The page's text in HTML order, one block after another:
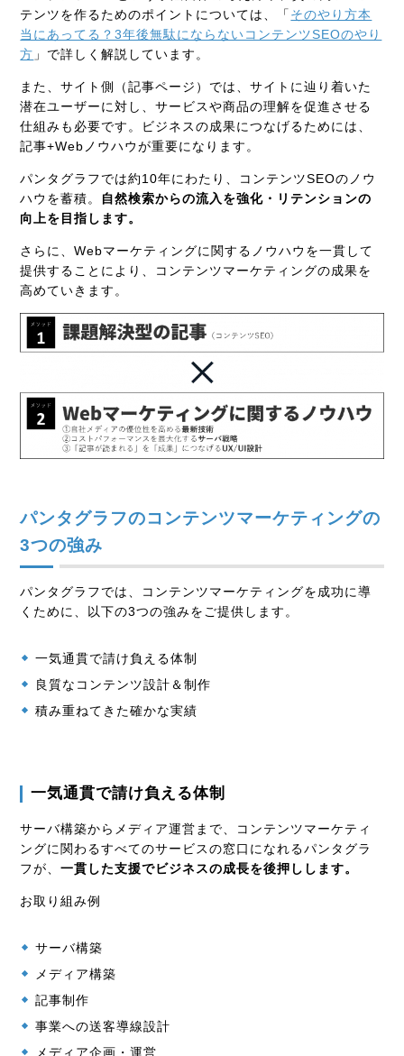
テンツを作るためのポイントについては、「 そのやり方本
当にあってる？3年後無駄にならないコンテンツSEOのやり
方 」で詳しく解説しています。
また、サイト側（記事ページ）では、サイトに辿り着いた
潜在ユーザーに対し、サービスや商品の理解を促進させる
仕組みも必要です。ビジネスの成果につなげるためには、
記事+Web ノウハウが重要になります。
パンタグラフでは約10年にわたり、コンテンツSEOのノウ
ハウを蓄積。
自然検索からの流入を強化・リテンションの
向上を目指します。
さらに、Webマーケティングに関するノウハウを一貫して
提供することにより、コンテンツマーケティングの成果を
高めていきます。
パンタグラフのコンテンツマーケティングの
3つの強み
パンタグラフでは、コンテンツマーケティングを成功に導
くために、以下の3つの強みをご提供します。
一気通貫で請け負える体制
良質なコンテンツ設計＆制作
積み重ねてきた確かな実績
一気通貫で請け負える体制
サーバ構築からメディア運営まで、コンテンツマーケティ
ングに関わるすべてのサービスの窓口になれるパンタグラ
フが、一貫した支援でビジネスの成長を後押しします。
お取り組み例
サーバ構築
メディア構築
記事制作
事業への送客導線設計
メディア企画・運営